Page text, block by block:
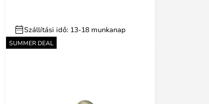
Szállítási idő: 13-18 munkanap
SUMMER DEAL